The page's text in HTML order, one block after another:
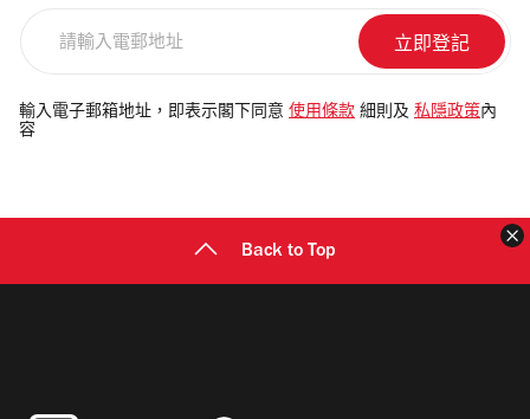
電
郵
輸入電子郵箱地址，即表示閣下同意 使用條款 細則及 私隱政策 內
容
Back to Top